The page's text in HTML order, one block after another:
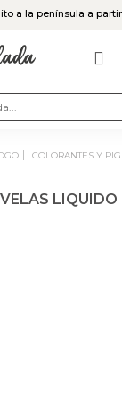
a la península a
COLORANTES Y